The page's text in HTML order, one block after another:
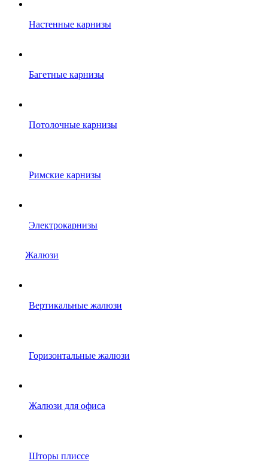
Настенные карнизы
Багетные карнизы
Потолочные карнизы
Римские карнизы
Электрокарнизы
Жалюзи
Вертикальные жалюзи
Горизонтальные жалюзи
Жалюзи для офиса
Шторы плиссе